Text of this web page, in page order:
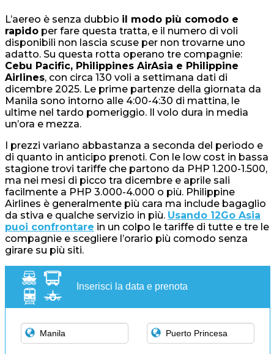
L’aereo è senza dubbio il modo più comodo e
rapido per fare questa tratta, e il numero di voli
disponibili non lascia scuse per non trovarne uno
adatto. Su questa rotta operano tre compagnie:
Cebu Pacific, Philippines AirAsia e Philippine
Airlines, con circa 130 voli a settimana dati di
dicembre 2025. Le prime partenze della giornata da
Manila sono intorno alle 4:00-4:30 di mattina, le
ultime nel tardo pomeriggio. Il volo dura in media
un’ora e mezza.
I prezzi variano abbastanza a seconda del periodo e
di quanto in anticipo prenoti. Con le low cost in bassa
stagione trovi tariffe che partono da PHP 1.200-1.500,
ma nei mesi di picco tra dicembre e aprile sali
facilmente a PHP 3.000-4.000 o più. Philippine
Airlines è generalmente più cara ma include bagaglio
da stiva e qualche servizio in più. Usando 12Go Asia
puoi confrontare in un colpo le tariffe di tutte e tre le
compagnie e scegliere l’orario più comodo senza
girare su più siti.
Inserisci la data e prenota